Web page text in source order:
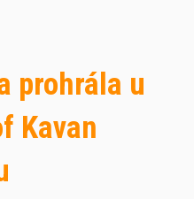
prohrála u
Kavan